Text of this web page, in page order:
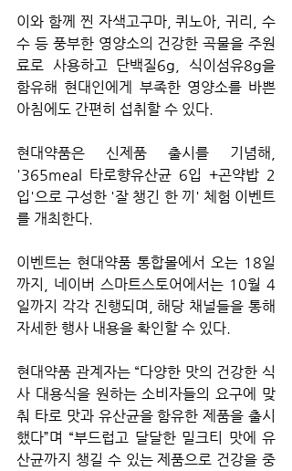
이와 함께 찐 자색고구마, 퀴노아, 귀리, 수
수 등 풍부한 영양소의 건강한 곡물을 주원
료로 사용하고 단백질6g, 식이섬유8g을
함유해 현대인에게 부족한 영양소를 바쁜
아침에도 간편히 섭취할 수 있다.
현대약품은 신제품 출시를 기념해,
'365meal 타로향유산균 6입 +곤약밥 2
입'으로 구성한 '잘 챙긴 한 끼' 체험 이벤트
를 개최한다.
이벤트는 현대약품 통합몰에서 오는 18일
까지, 네이버 스마트스토어에서는 10월 4
일까지 각각 진행되며, 해당 채널들을 통해
자세한 행사 내용을 확인할 수 있다.
현대약품 관계자는 “다양한 맛의 건강한 식
사 대용식을 원하는 소비자들의 요구에 맞
춰 타로 맛과 유산균을 함유한 제품을 출시
했다”며 “부드럽고 달달한 밀크티 맛에 유
산균까지 챙길 수 있는 제품으로 건강을 중